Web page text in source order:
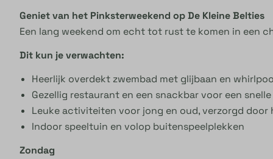
Geniet van het Pinksterweekend op De Kleine Belties
Een lang weekend om echt tot rust te komen in een
Dit kun je verwachten:
Heerlijk overdekt zwembad met glijbaan en
Gezellig restaurant en een snackbar voor een
Leuke activiteiten voor jong en oud, verzorgd door
Indoor speeltuin en volop buitenspeelplekken
Zondag